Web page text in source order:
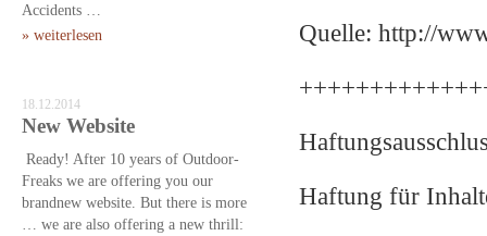
Accidents …
» weiterlesen
18.12.2014
New Website
Ready! After 10 years of Outdoor-
Freaks we are offering you our
brandnew website. But there is more
… we are also offering a new thrill:
Quelle: http://
Haftung für